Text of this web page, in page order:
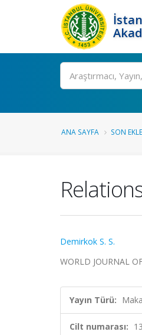
Ara
ANA SAYFA SON
Demirkok S. S.
WORLD JOURNAL
Yayın Türü:
Cilt numarası: 13